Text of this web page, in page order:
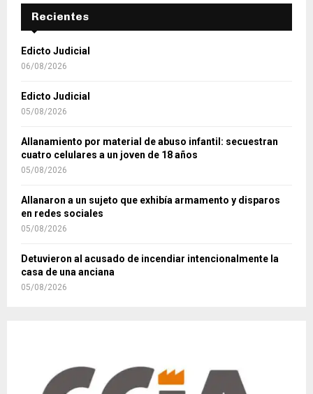
Recientes
Edicto Judicial
06/08/2026
Edicto Judicial
05/08/2026
Allanamiento por material de abuso infantil: secuestran
cuatro celulares a un joven de 18 años
05/08/2026
Allanaron a un sujeto que exhibía armamento y disparos
en redes sociales
05/08/2026
Detuvieron al acusado de incendiar intencionalmente la
casa de una anciana
05/08/2026